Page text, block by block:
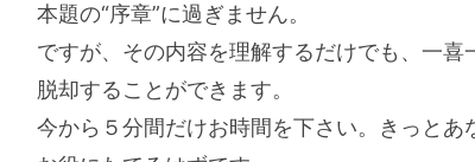
本題の“序章”に過ぎません。
ですが、その内容を理解するだけでも、一喜
脱却することができます。
今から５分間だけお時間を下さい。きっとあ